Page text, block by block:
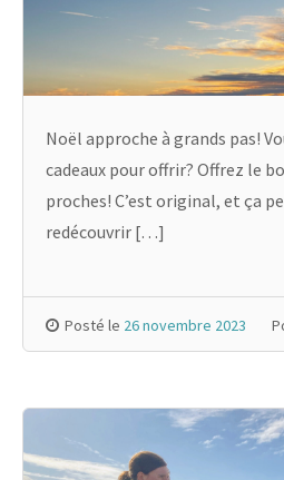
Noël approche à grands pas!
cadeaux pour offrir? Offrez le
proches! C’est original, et ça
redécouvrir […]
Posté le 26 novembre 2023